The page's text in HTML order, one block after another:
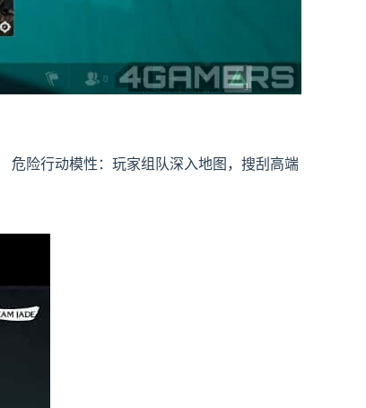
危险行动模性：玩家组队深入地图，搜刮高端